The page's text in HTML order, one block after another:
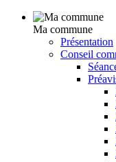
Ma commune
Présentation
Conseil